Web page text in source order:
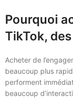
Pourquoi
TikTok,
Acheter de
beaucoup plus
performent
beaucoup